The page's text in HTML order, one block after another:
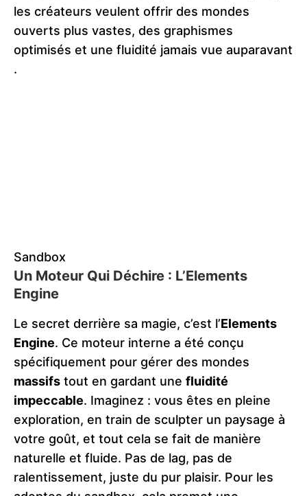
les créateurs veulent offrir des mondes
ouverts plus vastes, des graphismes
optimisés et une fluidité jamais vue auparavant​
.
Sandbox
Un Moteur Qui Déchire : L’Elements
Engine
Le secret derrière sa magie, c’est l’Elements
Engine. Ce moteur interne a été conçu
spécifiquement pour gérer des mondes
massifs tout en gardant une fluidité
impeccable. Imaginez : vous êtes en pleine
exploration, en train de sculpter un paysage à
votre goût, et tout cela se fait de manière
naturelle et fluide. Pas de lag, pas de
ralentissement, juste du pur plaisir. Pour les